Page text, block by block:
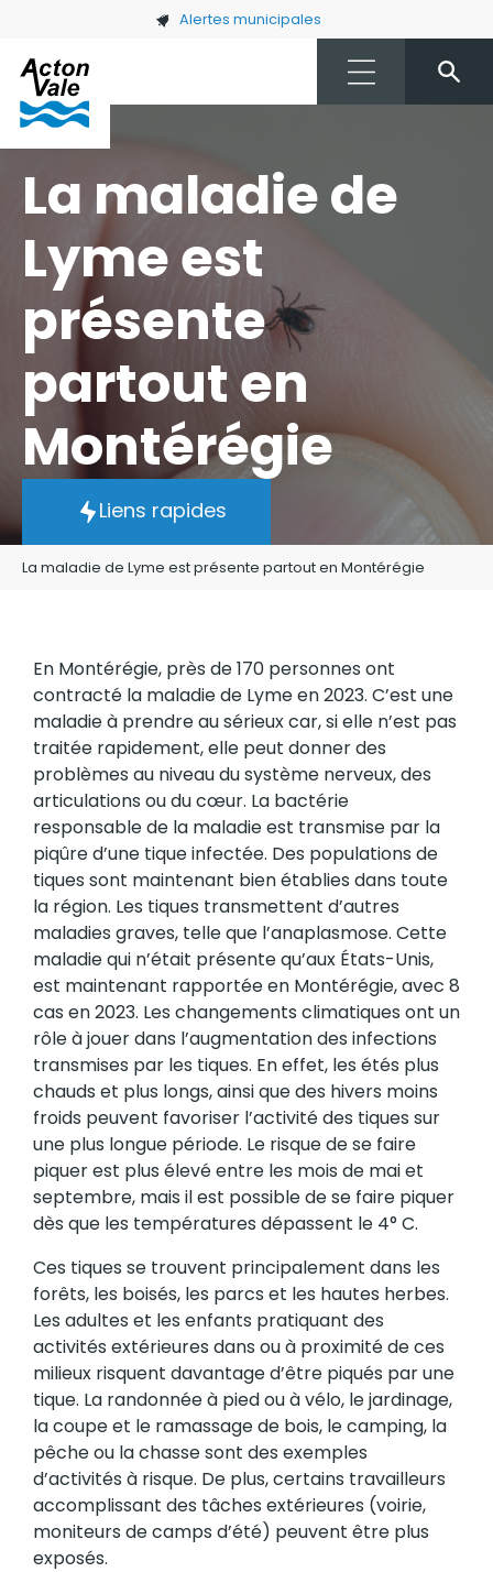
Skip to main content Alertes municipales
La maladie de
Lyme est
présente
partout en
Montérégie
Liens rapides
La maladie de Lyme est présente partout en Montérégie
En Montérégie, près de 170 personnes ont
contracté la maladie de Lyme en 2023. C’est une
maladie à prendre au sérieux car, si elle n’est pas
traitée rapidement, elle peut donner des
problèmes au niveau du système nerveux, des
articulations ou du cœur. La bactérie
responsable de la maladie est transmise par la
piqûre d’une tique infectée. Des populations de
tiques sont maintenant bien établies dans toute
la région. Les tiques transmettent d’autres
maladies graves, telle que l’anaplasmose. Cette
maladie qui n’était présente qu’aux États-Unis,
est maintenant rapportée en Montérégie, avec 8
cas en 2023. Les changements climatiques ont un
rôle à jouer dans l’augmentation des infections
transmises par les tiques. En effet, les étés plus
chauds et plus longs, ainsi que des hivers moins
froids peuvent favoriser l’activité des tiques sur
une plus longue période. Le risque de se faire
piquer est plus élevé entre les mois de mai et
septembre, mais il est possible de se faire piquer
dès que les températures dépassent le 4° C.
Ces tiques se trouvent principalement dans les
forêts, les boisés, les parcs et les hautes herbes.
Les adultes et les enfants pratiquant des
activités extérieures dans ou à proximité de ces
milieux risquent davantage d’être piqués par une
tique. La randonnée à pied ou à vélo, le jardinage,
la coupe et le ramassage de bois, le camping, la
pêche ou la chasse sont des exemples
d’activités à risque. De plus, certains travailleurs
accomplissant des tâches extérieures (voirie,
moniteurs de camps d’été) peuvent être plus
exposés.